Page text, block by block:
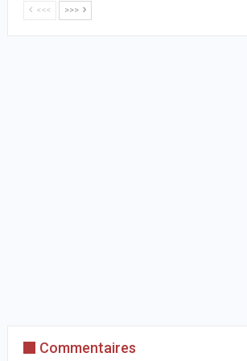
<<< >>>
Commentaires